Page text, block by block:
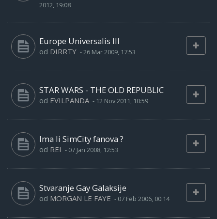
2012, 19:08
Europe Universalis III
od DIRRTY -26 Mar 2009, 17:53
STAR WARS - THE OLD REPUBLIC
od EVILPANDA - 12 Nov 2011, 10:59
Ima li SimCity fanova ?
od REI - 07 Jan 2008, 12:53
Stvaranje Gay Galaksije
od MORGAN LE FAYE - 07 Feb 2006, 00:14